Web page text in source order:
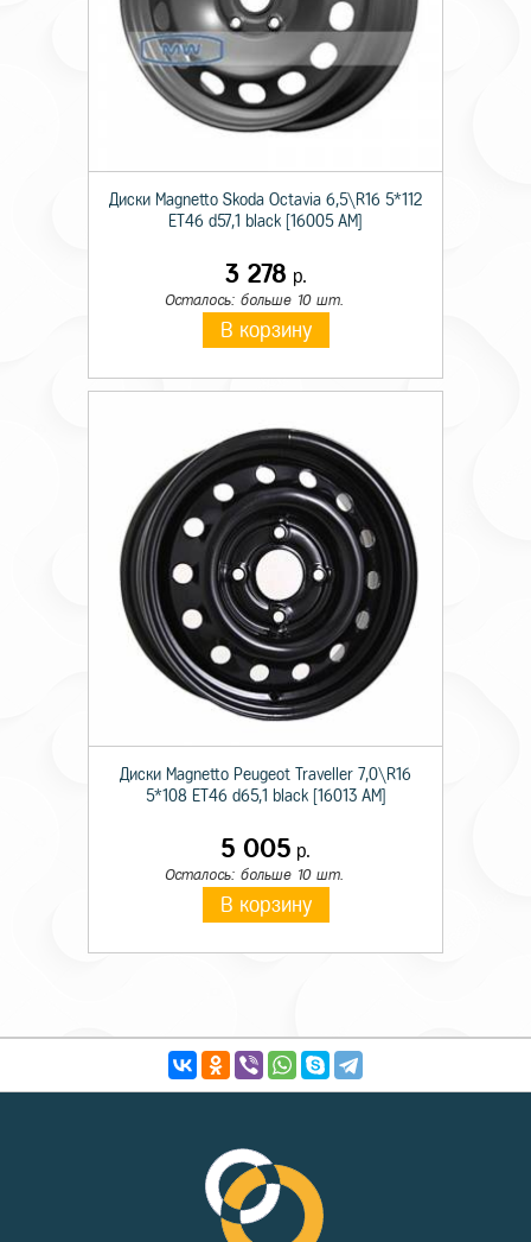
Диски Magnetto Skoda Octavia 6,5\R16 5*112
ET46 d57,1 black [16005 AM]
3 278 р.
Осталось: больше 10 шт.
В корзину
Диски Magnetto Peugeot Traveller 7,0\R16
5*108 ET46 d65,1 black [16013 AM]
5 005 р.
Осталось: больше 10 шт.
В корзину